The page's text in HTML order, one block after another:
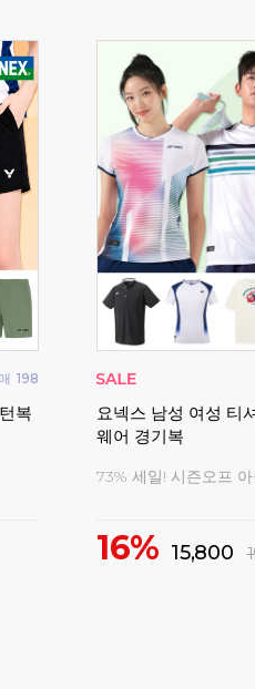
구매 5
TB 남성 여성 슬리
실 학교 학생 실내화
푹신하고 발편한 슬리
12,000